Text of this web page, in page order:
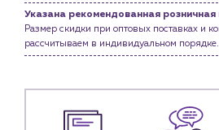
Сервис и обслуживание инженерных
Доставка
Новости
Блог
Указана рекомендованная розничная
Размер скидки при оптовых поставках и
рассчитываем в индивидуальном порядке.